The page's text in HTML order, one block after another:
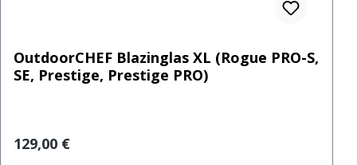
OutdoorCHEF Blazinglas XL (Rogue PRO-S,
SE, Prestige, Prestige PRO)
Regulärer Preis:
129,00 €